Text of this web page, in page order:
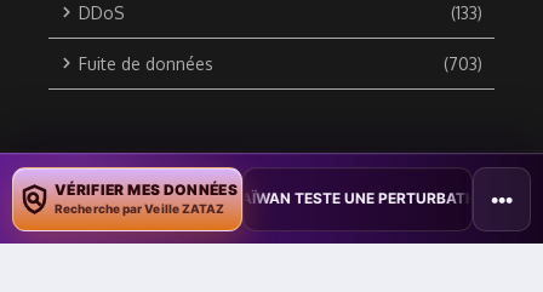
DDoS (133)
Fuite de données (703)
Copyright © 2010 / 2026 DATA SECURITY BREACH - Groupe
ZATAZ Média
VÉRIFIER MES DONNÉES
Recherche par Veille ZATAZ
• TAÏWAN TESTE UNE PERTURBATION MASSIVE DE •••